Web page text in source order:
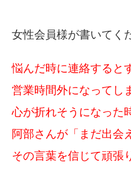
女性会員様が書いてく
悩んだ時に連絡すると
営業時間外になってし
心が折れそうになった
阿部さんが「まだ出会
その言葉を信じて頑張